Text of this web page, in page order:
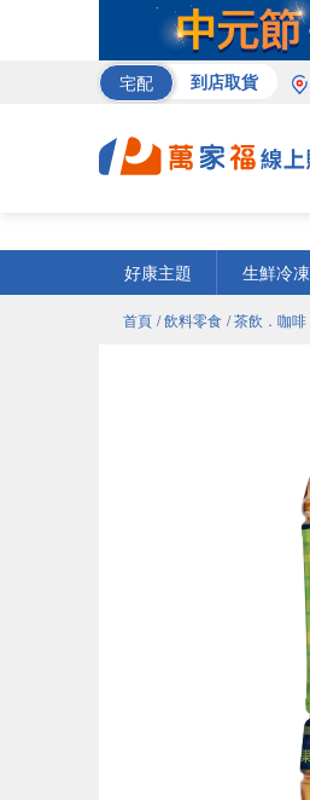
宅配 到店取貨
好康主題
生鮮冷凍
首頁 / 飲料零食 / 茶飲．咖啡